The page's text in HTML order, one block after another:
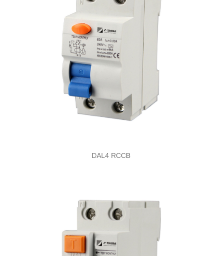
DAL4 RCCB